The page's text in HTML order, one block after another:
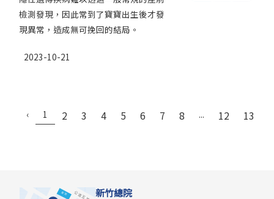
檢測發現，因此常到了寶寶出生後才發
現異常，造成無可挽回的結局。
2023-10-21
‹ 1 2 3 4 5 6 7 8 ... 12 13
新竹總院